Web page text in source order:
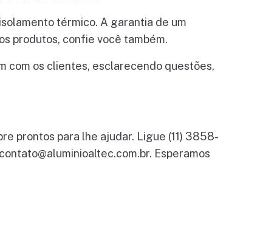
térmico. A garantia de um
produtos, confie você também.
com os clientes, esclarecendo questões,
prontos para lhe ajudar. Ligue (11) 3858-
contato@aluminioaltec.com.br. Esperamos